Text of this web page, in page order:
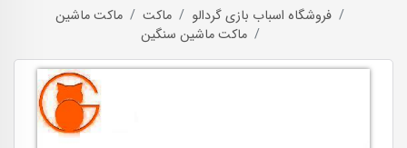
فروشگاه اسباب بازی گردالو ماکت
ماکت ماشین
ماکت ماشین سنگین